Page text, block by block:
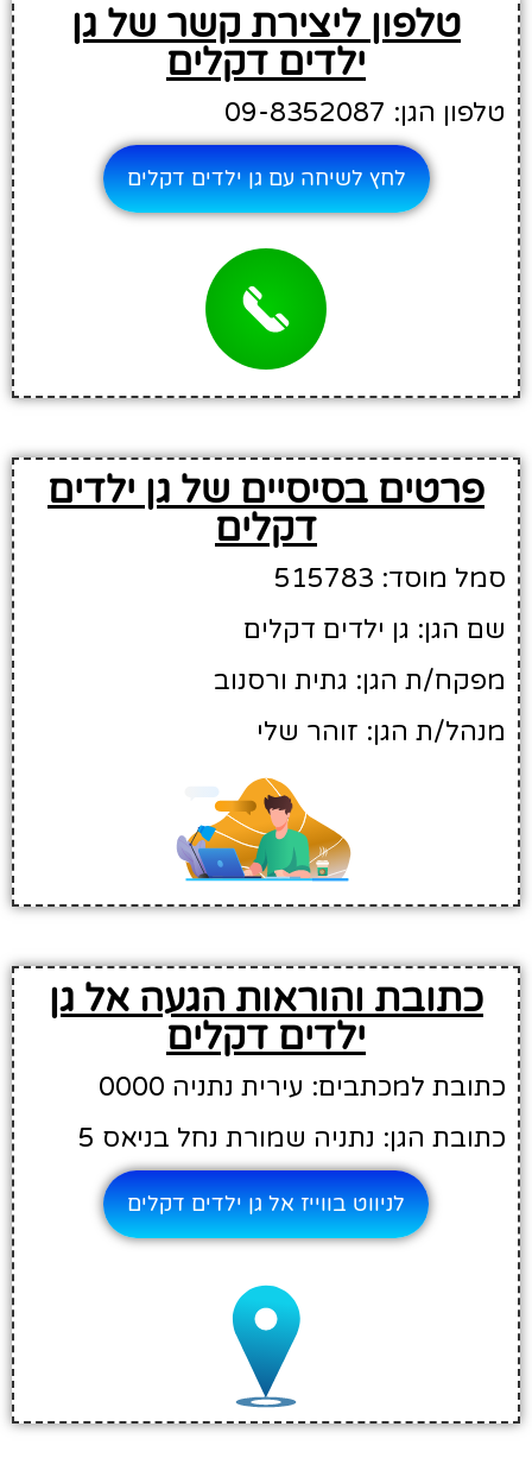
טלפון ליצירת קשר של גן
ילדים דקלים
טלפון הגן: 09-8352087
לחץ לשיחה עם גן ילדים דקלים
פרטים בסיסיים של גן ילדים
דקלים
סמל מוסד: 515783
שם הגן: גן ילדים דקלים
מפקח/ת הגן: גתית ורסנוב
מנהל/ת הגן: זוהר שלי
כתובת והוראות הגעה אל גן
ילדים דקלים
כתובת למכתבים: עירית נתניה 0000
כתובת הגן: נתניה שמורת נחל בניאס 5
לניווט בווייז אל גן ילדים דקלים